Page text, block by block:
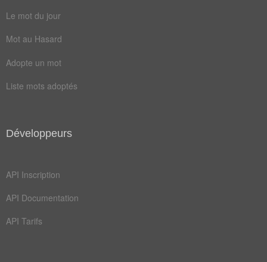
marne
brique
Le mot du jour
Mot au Hasard
Adopte un mot
Liste mots adoptés
Développeurs
API Inscription
API Documentation
API Tarifs